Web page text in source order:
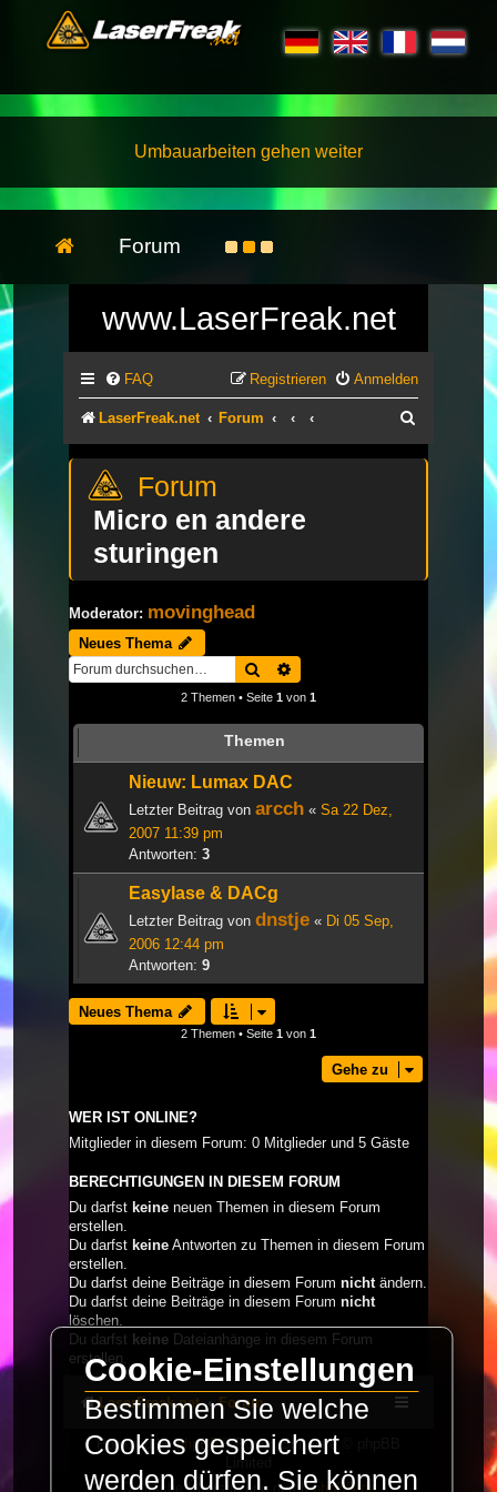
Umbauarbeiten gehen weiter
Forum
www.LaserFreak.net
FAQ Anmelden
Registrieren
LaserFreak.net Forum
Micro en andere
sturingen
Moderator: movinghead
Neues Thema
Suche
2 Themen • Seite 1 von 1
Themen
Nieuw: Lumax DAC
Letzter Beitrag von arcch « Sa 22 Dez,
2007 11:39 pm
Antworten: 3
Easylase & DACg
Letzter Beitrag von dnstje « Di 05 Sep,
2006 12:44 pm
Antworten: 9
Neues Thema
2 Themen • Seite 1 von 1
Gehe zu
WER IST ONLINE?
Mitglieder in diesem Forum: 0 Mitglieder und 5 Gäste
BERECHTIGUNGEN IN DIESEM FORUM
Du darfst keine neuen Themen in diesem Forum
erstellen.
Du darfst keine Antworten zu Themen in diesem Forum
erstellen.
Du darfst deine Beiträge in diesem Forum nichtändern.
Du darfst deine Beiträge in diesem Forum nicht
löschen.
Du darfst keine Dateianhänge in diesem Forum
erstellen.
LaserFreak.net Forum
Powered byphpBB® Forum Software © phpBB
Limited
Deutsche Übersetzung durchphpBB.de
Cookie-Einstellungen
Bestimmen Sie welche
Cookies gespeichert
werden dürfen. Sie können